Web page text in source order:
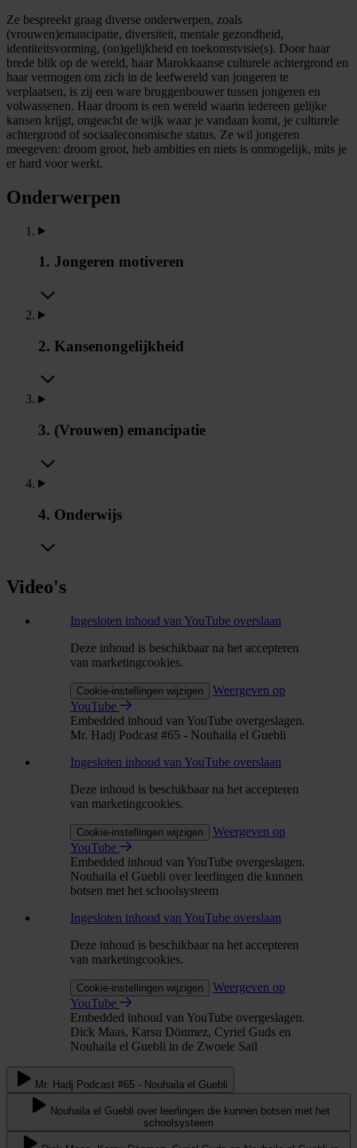
Ze bespreekt graag diverse onderwerpen, zoals
(vrouwen)emancipatie, diversiteit, mentale gezondheid,
identiteitsvorming, (on)gelijkheid en toekomstvisie(s). Door haar
brede blik op de wereld, haar Marokkaanse culturele achtergrond en
haar vermogen om zich in de leefwereld van jongeren te
verplaatsen, is zij een ware bruggenbouwer tussen jongeren en
volwassenen. Haar droom is een wereld waarin iedereen gelijke
kansen krijgt, ongeacht de wijk waar je vandaan komt, je culturele
achtergrond of sociaaleconomische status. Ze wil jongeren
meegeven: droom groot, heb ambities en niets is onmogelijk, mits je
er hard voor werkt.
Onderwerpen
1. Jongeren motiveren
2. Kansenongelijkheid
3. (Vrouwen) emancipatie
4. Onderwijs
Video's
Ingesloten inhoud van YouTube overslaan
Deze inhoud is beschikbaar na het accepteren
van marketingcookies.
Cookie-instellingen wijzigen
Weergeven op
YouTube
Embedded inhoud van YouTube overgeslagen.
Mr. Hadj Podcast #65 - Nouhaila el Guebli
Ingesloten inhoud van YouTube overslaan
Deze inhoud is beschikbaar na het accepteren
van marketingcookies.
Cookie-instellingen wijzigen
Weergeven op
YouTube
Embedded inhoud van YouTube overgeslagen.
Nouhaila el Guebli over leerlingen die kunnen
botsen met het schoolsysteem
Ingesloten inhoud van YouTube overslaan
Deze inhoud is beschikbaar na het accepteren
van marketingcookies.
Cookie-instellingen wijzigen
Weergeven op
YouTube
Embedded inhoud van YouTube overgeslagen.
Dick Maas, Karsu Dönmez, Cyriel Guds en
Nouhaila el Guebli in de Zwoele Sail
Mr. Hadj Podcast #65 - Nouhaila el Guebli
Nouhaila el Guebli over leerlingen die kunnen botsen met het
schoolsysteem